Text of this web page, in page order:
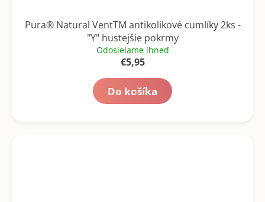
Pura® Natural VentTM antikolikové cumlíky 2ks -
"Y" hustejšie pokrmy
Odosielame ihneď
€5,95
Do košíka